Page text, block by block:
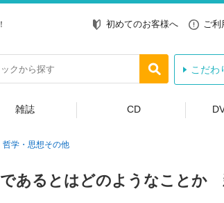
初めてのお客様へ ご
こだわ
雑誌 CD
哲学・思想その他
あるとはどのようなことか